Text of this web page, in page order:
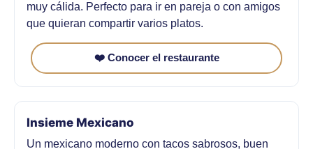
muy cálida. Perfecto para ir en pareja o con amigos
que quieran compartir varios platos.
❤️ Conocer el restaurante
Insieme Mexicano
Un mexicano moderno con tacos sabrosos, buen